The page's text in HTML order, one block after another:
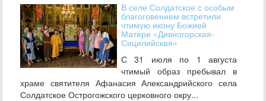
В селе Солдатское с особым
благоговением встретили
чтимую икону Божией
Матери «Дивногорская-
Сицилийская»
С 31 июля по 1 августа
чтимый образ пребывал в
храме святителя Афанасия Александрийского села
Солдатское Острогожского церковного окру...